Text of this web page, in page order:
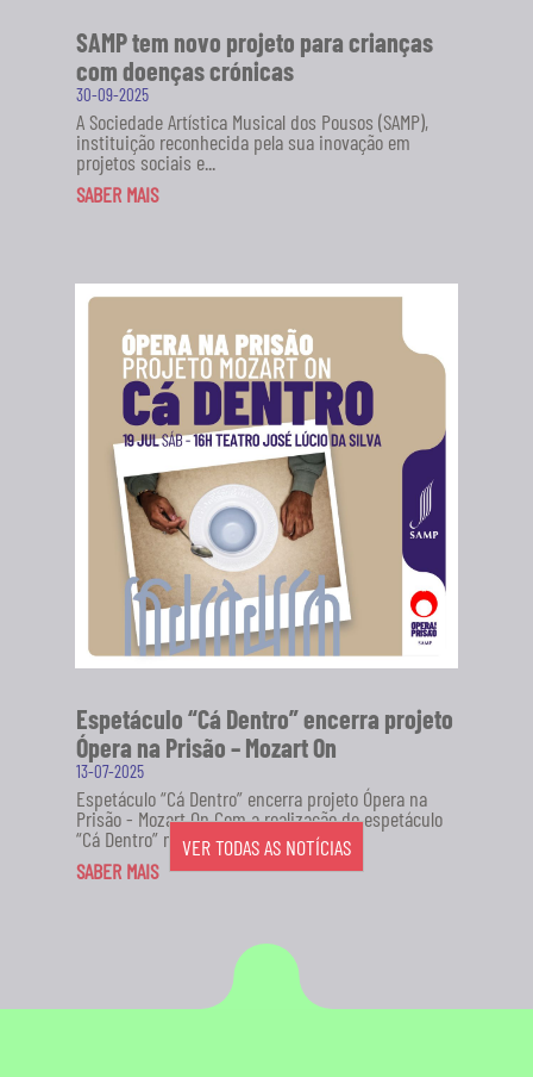
SAMP tem novo projeto para crianças
com doenças crónicas
30-09-2025
A Sociedade Artística Musical dos Pousos (SAMP),
instituição reconhecida pela sua inovação em
projetos sociais e...
SABER MAIS
Espetáculo “Cá Dentro” encerra projeto
Ópera na Prisão – Mozart On
13-07-2025
Espetáculo “Cá Dentro” encerra projeto Ópera na
Prisão - Mozart On Com a realização do espetáculo
“Cá Dentro” no...
SABER MAIS
VER TODAS AS NOTÍCIAS